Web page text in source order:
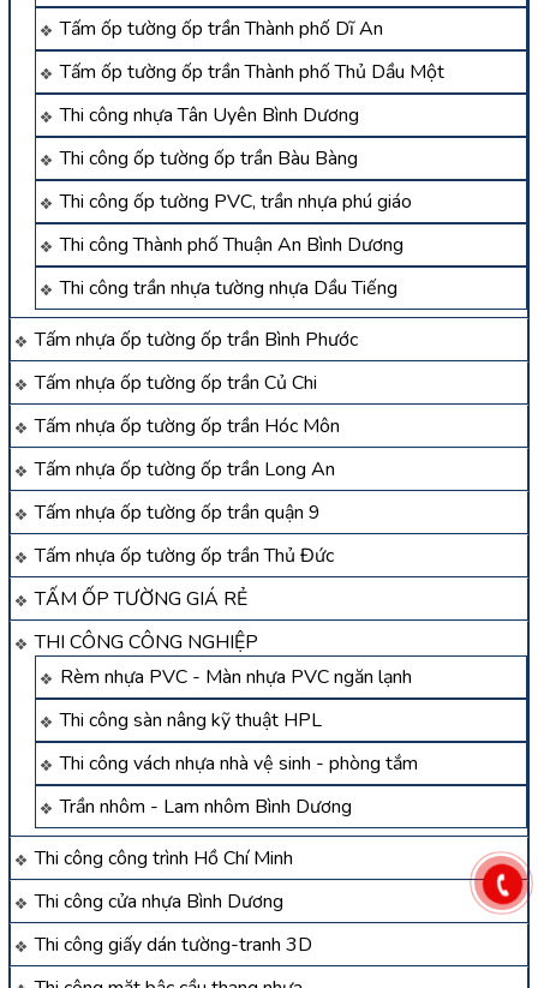
Tấm ốp tường ốp trần Thành phố Dĩ An
Tấm ốp tường ốp trần Thành phố Thủ Dầu Một
Thi công nhựa Tân Uyên Bình Dương
Thi công ốp tường ốp trần Bàu Bàng
Thi công ốp tường PVC, trần nhựa phú giáo
Thi công Thành phố Thuận An Bình Dương
Thi công trần nhựa tường nhựa Dầu Tiếng
Tấm nhựa ốp tường ốp trần Bình Phước
Tấm nhựa ốp tường ốp trần Củ Chi
Tấm nhựa ốp tường ốp trần Hóc Môn
Tấm nhựa ốp tường ốp trần Long An
Tấm nhựa ốp tường ốp trần quận 9
Tấm nhựa ốp tường ốp trần Thủ Đức
TẤM ỐP TƯỜNG GIÁ RẺ
THI CÔNG CÔNG NGHIỆP
Rèm nhựa PVC - Màn nhựa PVC ngăn lạnh
Thi công sàn nâng kỹ thuật HPL
Thi công vách nhựa nhà vệ sinh - phòng tắm
Trần nhôm - Lam nhôm Bình Dương
Thi công công trình Hồ Chí Minh
Thi công cửa nhựa Bình Dương
Thi công giấy dán tường-tranh 3D